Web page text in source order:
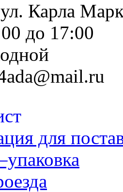
Карла
до 17:00
для